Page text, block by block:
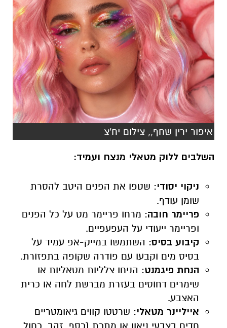
איפור ירין שחף,, צילום יח'צ
השלבים ללוק מטאלי מנצח ועמיד:
ניקוי יסודי: שטפו את הפנים היטב להסרת
שומן עודף.
פריימר חובה: מרחו פריימר מט על כל הפנים
ופריימר ייעודי על העפעפיים.
קיבוע בסיס: השתמשו במייק-אפ עמיד על
בסיס מים וקבעו עם פודרה שקופה בתפזורת.
הנחת פיגמנט: הניחו צלליות מטאליות או
שימרים דחוסים בעזרת מברשת לחה או כרית
האצבע.
אייליינר מטאלי: שרטטו קווים גיאומטריים